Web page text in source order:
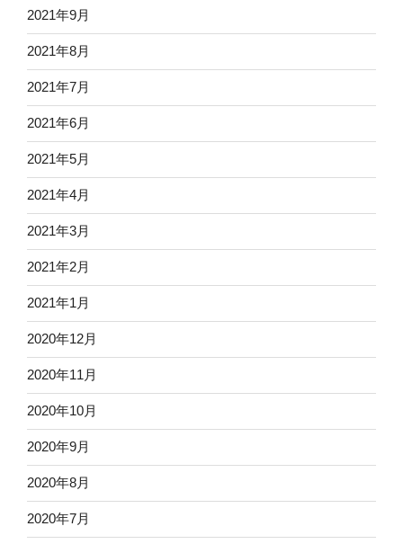
2021年9月
2021年8月
2021年7月
2021年6月
2021年5月
2021年4月
2021年3月
2021年2月
2021年1月
2020年12月
2020年11月
2020年10月
2020年9月
2020年8月
2020年7月